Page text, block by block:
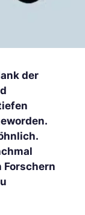
der
Forschern